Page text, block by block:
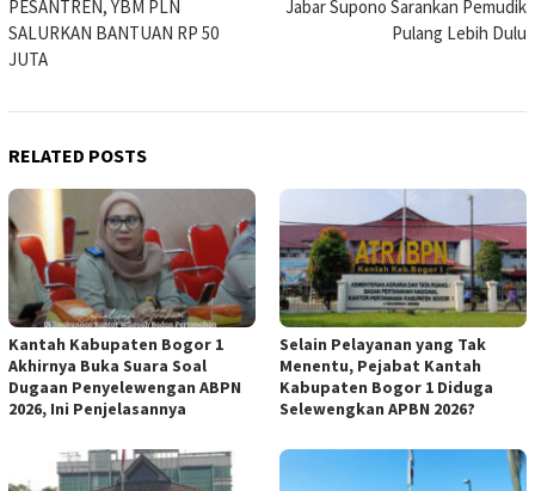
PESANTREN, YBM PLN
SALURKAN BANTUAN RP 50
JUTA
Jabar Supono Sarankan Pemudik
Pulang Lebih Dulu
RELATED POSTS
Kantah Kabupaten Bogor 1
Akhirnya Buka Suara Soal
Dugaan Penyelewengan ABPN
2026, Ini Penjelasannya
Selain Pelayanan yang Tak
Menentu, Pejabat Kantah
Kabupaten Bogor 1 Diduga
Selewengkan APBN 2026?